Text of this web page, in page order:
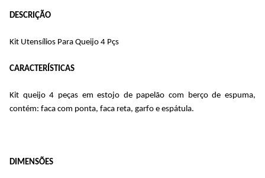
DESCRIÇÃO
Kit Utensílios Para Queijo 4 Pçs
CARACTERÍSTICAS
Kit queijo 4 peças em estojo de papelão com berço de espuma,
contém: faca com ponta, faca reta, garfo e espátula.
DIMENSÕES